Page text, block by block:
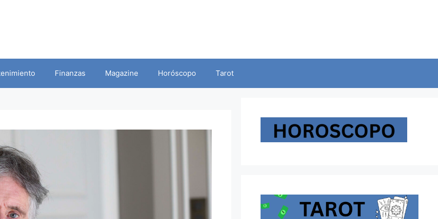
Finanzas Magazine Horóscopo Tarot